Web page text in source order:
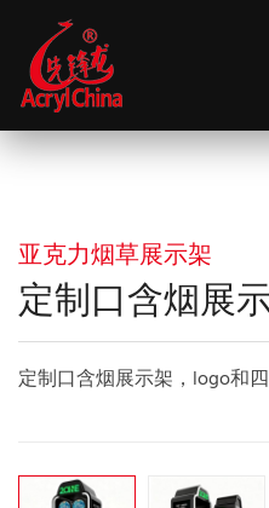
亚克力烟草展示架
定制口含烟展
定制口含烟展示架，logo和